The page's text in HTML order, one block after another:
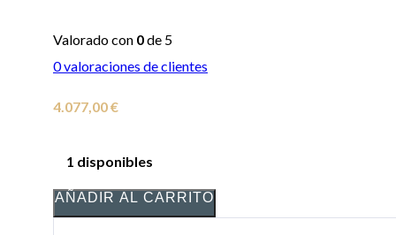
Valorado con 0de 5
0valoraciones de clientes
4.077,00€
1 disponibles
AÑADIR AL CARRITO